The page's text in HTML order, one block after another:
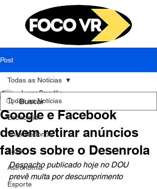
Post
Todas as Notícias
Economia
Volta Redonda
Lazer
Astronomia
Esporte
Todas as Notícias
Google e Facebook
devem retirar anúncios
falsos sobre o Desenrola
Lucas Brandão
26 de jul. de 2023
Despacho publicado hoje no DOU
prevê multa por descumprimento